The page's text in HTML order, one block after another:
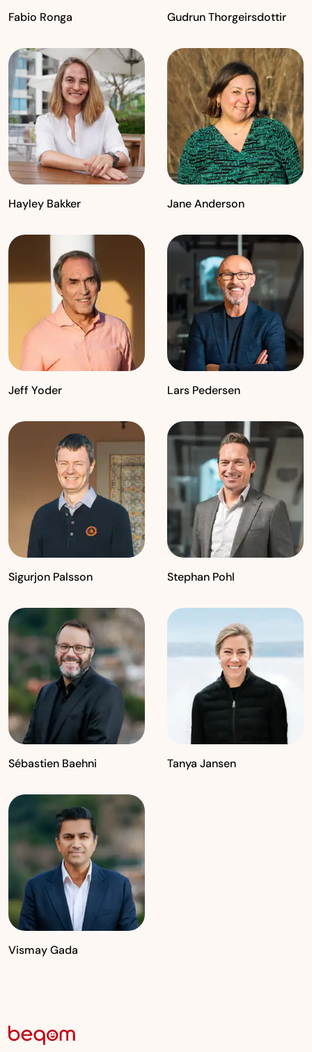
Fabio Ronga Gudrun Thorgeirsdottir
Hayley Bakker Jane Anderson
Jeff Yoder Lars Pedersen
Sigurjon Palsson Stephan Pohl
Sébastien Baehni Tanya Jansen
Vismay Gada